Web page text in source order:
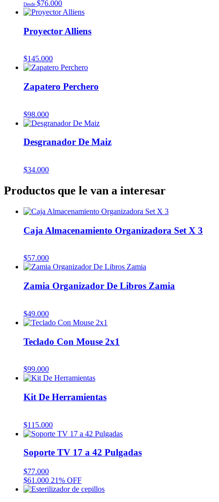
Desde $76.000
Proyector Alliens
$145.000
Zapatero Perchero
$98.000
Desgranador De Maiz
$34.000
Productos que le van a interesar
Caja Almacenamiento Organizadora Set X 3
$57.000
Zamia Organizador De Libros Zamia
$49.000
Teclado Con Mouse 2x1
$99.000
Kit De Herramientas
$115.000
Soporte TV 17 a 42 Pulgadas
$77.000
$61.000 21% OFF